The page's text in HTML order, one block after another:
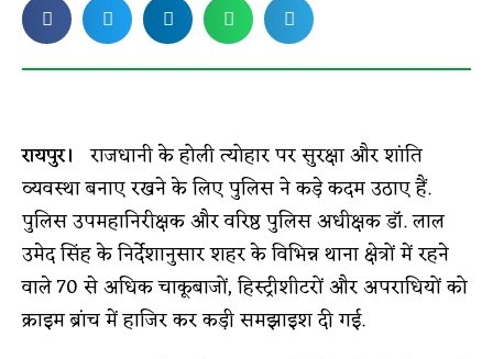
रायपुर।राजधानी के होली त्योहार पर सुरक्षा और शांति
व्यवस्था बनाए रखने के लिए पुलिस ने कड़े कदम उठाए हैं.
पुलिस उपमहानिरीक्षक और वरिष्ठ पुलिस अधीक्षक डॉ. लाल
उमेद सिंह के निर्देशानुसार शहर के विभिन्न थाना क्षेत्रों में रहने
वाले 70 से अधिक चाकूबाजों, हिस्ट्रीशीटरों और अपराधियों को
क्राइम ब्रांच में हाजिर कर कड़ी समझाइश दी गई.